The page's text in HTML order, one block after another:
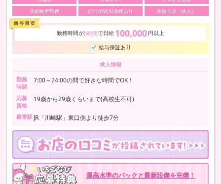
未経験者歓迎
ｵﾝﾗｲﾝ(WEB)面接あり 体験入店（体入）
勤務時間が8時間で日給 100,000 円以上
給与保証あり
求人情報
勤務
時間
7:00～24:00の間で好きな時間でOK！
応募
資格
19歳から29歳くらいまで(高校生不可)
最寄駅 JR「川崎駅」東口側より徒歩7分
最高水準のバックと最新設備を完備！